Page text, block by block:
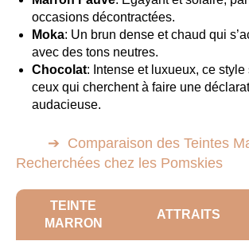
occasions décontractées.
Moka: Un brun dense et chaud qui
avec des tons neutres.
Chocolat: Intense et luxueux, ce style
ceux qui cherchent à faire une
audacieuse.
Comparaison des Teintes
Recherchées chez les Pomskies
TEINTE
MARRON
ATTRAITS